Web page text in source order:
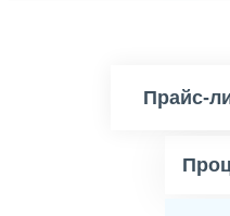
Прайс-